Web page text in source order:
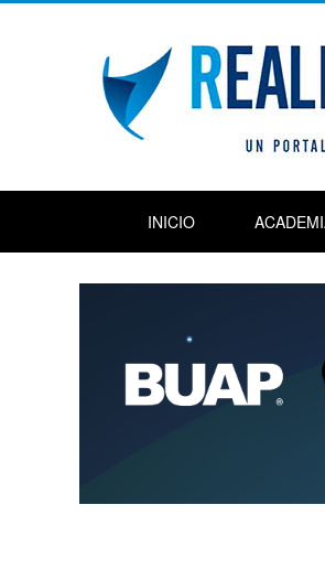
INICIO